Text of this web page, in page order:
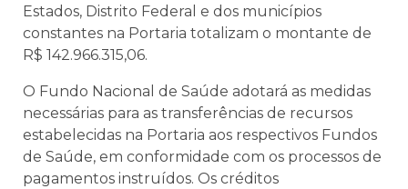
Estados, Distrito Federal e dos municípios
constantes na Portaria totalizam o montante de
R$ 142.966.315,06.
O Fundo Nacional de Saúde adotará as medidas
necessárias para as transferências de recursos
estabelecidas na Portaria aos respectivos Fundos
de Saúde, em conformidade com os processos de
pagamentos instruídos. Os créditos